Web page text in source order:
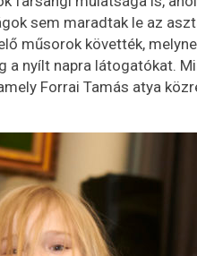
sem maradtak le az
műsorok követték,
nyílt napra látogatókat.
Forrai Tamás atya